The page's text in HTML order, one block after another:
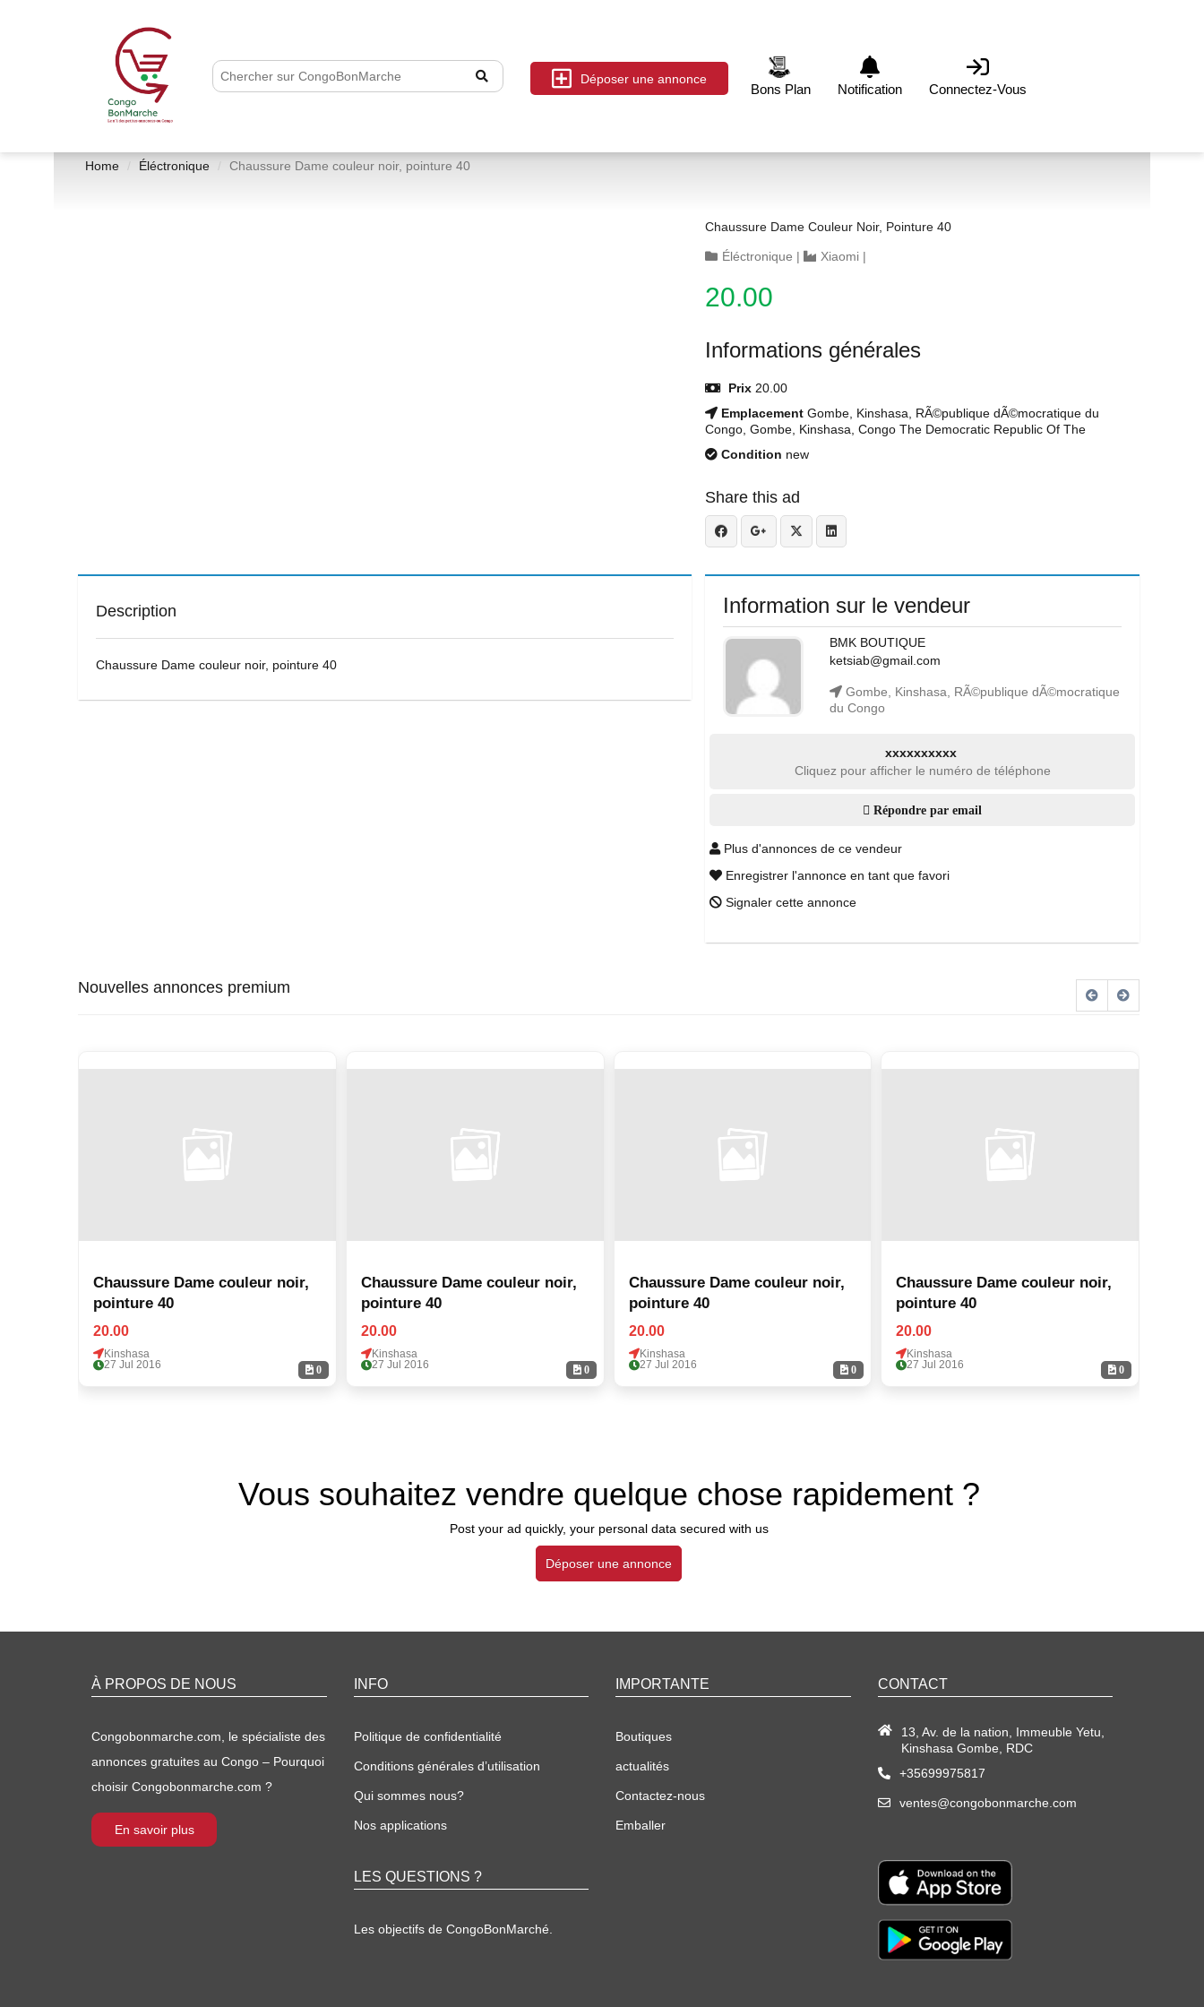
Déposer une annonce
Bons Plan Notification Connectez-Vous
Home Éléctronique Chaussure Dame couleur noir, pointure 40
Chaussure Dame Couleur Noir, Pointure 40
Éléctronique | Xiaomi |
20.00
Informations générales
Prix 20.00
Emplacement Gombe, Kinshasa, RÃ©publique dÃ©mocratique du
Congo, Gombe, Kinshasa, Congo The Democratic Republic Of The
Condition new
Share this ad
Description
Chaussure Dame couleur noir, pointure 40
Information sur le vendeur
BMK BOUTIQUE
ketsiab@gmail.com
Gombe, Kinshasa, RÃ©publique dÃ©mocratique
du Congo
xxxxxxxxxx
Cliquez pour afficher le numéro de téléphone
Répondre par email
Plus d'annonces de ce vendeur
Enregistrer l'annonce en tant que favori
Signaler cette annonce
Nouvelles annonces premium
0
Chaussure Dame couleur noir,
pointure 40
20.00
Kinshasa
27 Jul 2016
0
Chaussure Dame couleur noir,
pointure 40
20.00
Kinshasa
27 Jul 2016
0
Chaussure Dame couleur noir,
pointure 40
20.00
Kinshasa
27 Jul 2016
0
Chaussure Dame couleur noir,
pointure 40
20.00
Kinshasa
27 Jul 2016
Vous souhaitez vendre quelque chose rapidement ?
Post your ad quickly, your personal data secured with us
Déposer une annonce
À PROPOS DE NOUS
Congobonmarche.com, le spécialiste des
annonces gratuites au Congo – Pourquoi
choisir Congobonmarche.com ?
En savoir plus
INFO
Politique de confidentialité
Conditions générales d’utilisation
Qui sommes nous?
Nos applications
LES QUESTIONS ?
Les objectifs de CongoBonMarché.
IMPORTANTE
Boutiques
actualités
Contactez-nous
Emballer
CONTACT
13, Av. de la nation, Immeuble Yetu,
Kinshasa Gombe, RDC
+35699975817
ventes@congobonmarche.com